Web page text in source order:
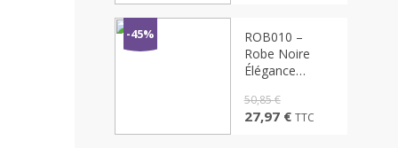
45,86 €
à
55,90 €
-45%
ROB010 –
Robe Noire
Élégance
Manches
Transparentes
50,85€
Le
27,97 €Le
TTC